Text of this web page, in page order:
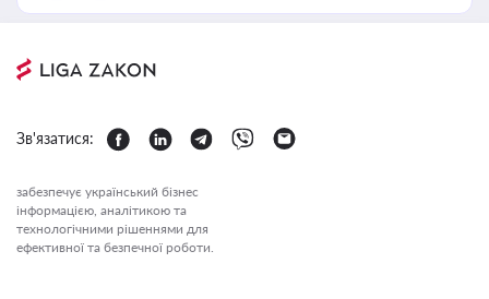
Зв'язатися:
забезпечує український бізнес
інформацією, аналітикою та
технологічними рішеннями для
ефективної та безпечної роботи.